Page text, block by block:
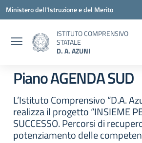
Vai ai contenuti
Vai al menu di navigazione
Vai al footer
Ministero dell'Istruzione e del Merito
ISTITUTO COMPRENSIVO
STATALE
D. A. AZUNI
Piano AGENDA SUD
L’Istituto Comprensivo “D.A.
realizza il progetto “INSIEME
SUCCESSO. Percorsi di
potenziamento delle